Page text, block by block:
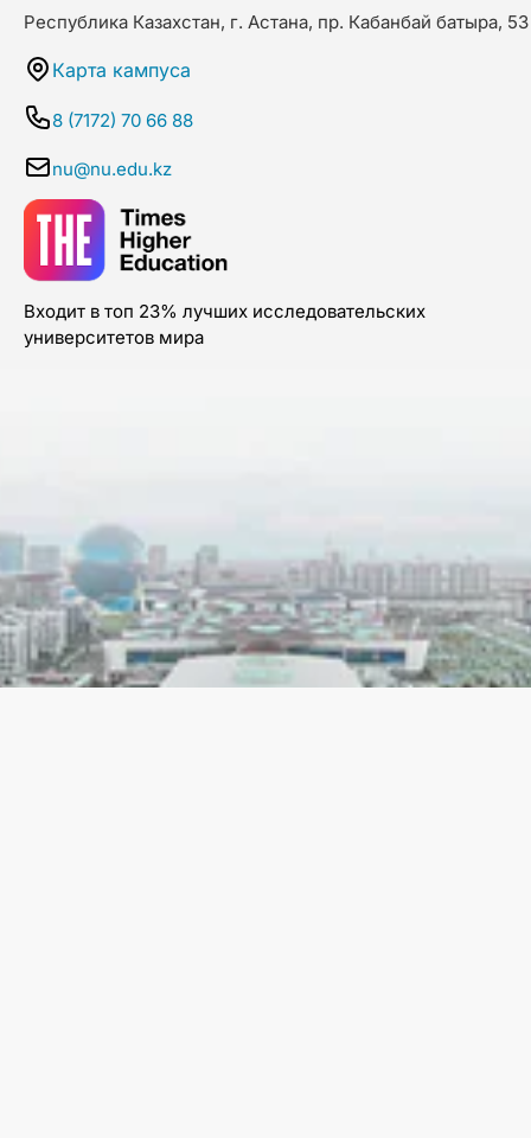
Республика Казахстан, г. Астана, пр. Кабанбай батыра, 53
Карта кампуса
8 (7172) 70 66 88
nu@nu.edu.kz
Входит в топ 23% лучших исследовательских
университетов мира